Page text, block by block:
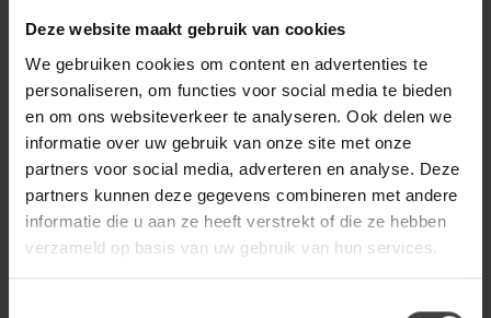
Deze website maakt gebruik van cookies
We gebruiken cookies om content en advertenties te
personaliseren, om functies voor social media te bieden
en om ons websiteverkeer te analyseren. Ook delen we
informatie over uw gebruik van onze site met onze
partners voor social media, adverteren en analyse. Deze
partners kunnen deze gegevens combineren met andere
informatie die u aan ze heeft verstrekt of die ze hebben
verzameld op basis van uw gebruik van hun services.
BALVI
Balvi Boekensteun fishing cat €15,95
Heb je een vraag over dit product?
Of heb je hulp nodig bij de bestelling? Neem gerust contact
224 850 926. We helpen je graag.